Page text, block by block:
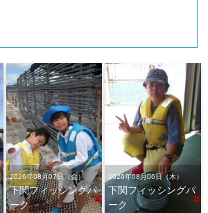
2026年08月07日（金）
下関フィッシングパ
ーク
2026年08月06日（木）
下関フィッシングパ
ーク